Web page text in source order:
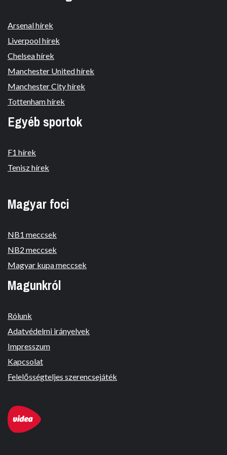
Arsenal hírek
Liverpool hírek
Chelsea hírek
Manchester United hírek
Manchester City hírek
Tottenham hírek
Egyéb sportok
F1 hírek
Tenisz hírek
Magyar foci
NB1 meccsek
NB2 meccsek
Magyar kupa meccsek
Magunkról
Rólunk
Adatvédelmi irányelvek
Impresszum
Kapcsolat
Felelősségteljes szerencsejáték